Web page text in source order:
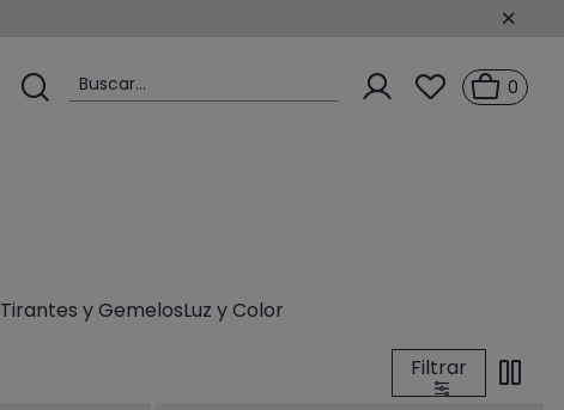
Buscar... 0
Tirantes y GemelosLuz y Color
Filtrar